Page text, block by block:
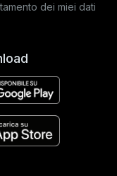
dei miei dati